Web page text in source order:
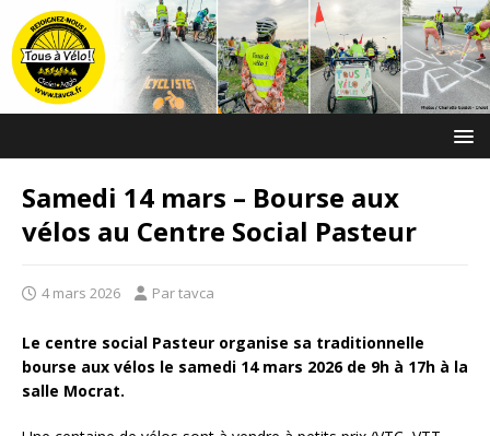
Samedi 14 mars – Bourse aux
vélos au Centre Social Pasteur
4 mars 2026 Par tavca
Le centre social Pasteur organise sa traditionnelle
bourse aux vélos le samedi 14 mars 2026 de 9h à 17h à la
salle Mocrat.